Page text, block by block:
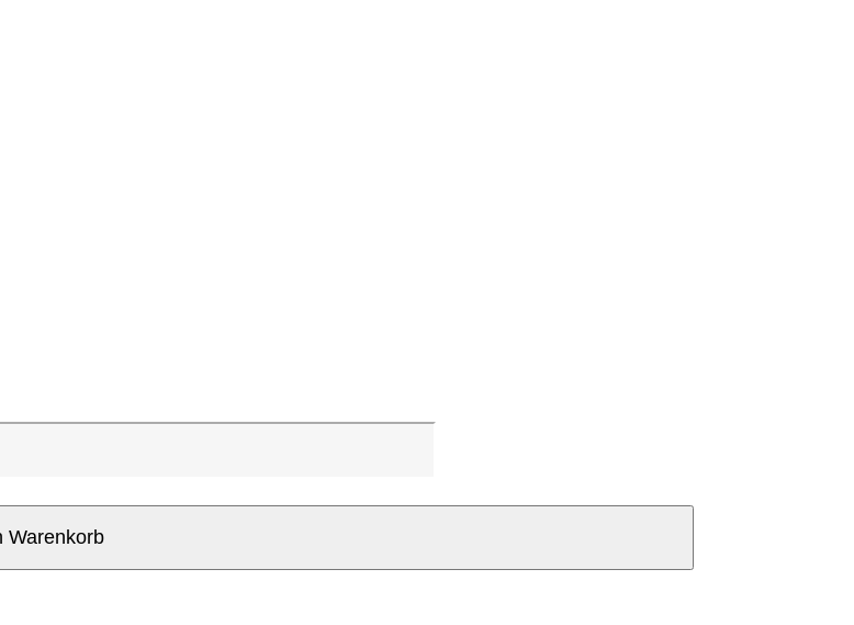
Warenkorb